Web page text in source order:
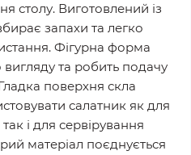
столу. Виготовлений із
запахи та легко
Фігурна форма
та робить подачу
поверхня скла
салатник як для
і для сервірування
матеріал поєднується